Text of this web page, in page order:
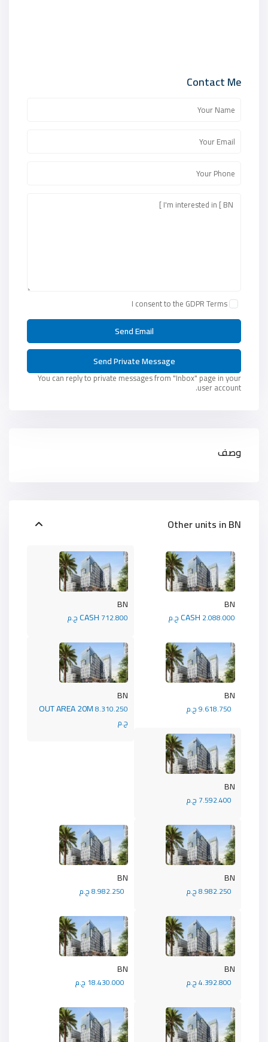
وصف
Other units inBN
BN
CASH 712.800 ج.م
BN
CASH 2.088.000 ج.م
BN
OUT AREA 20M8.310.250
ج.م
BN
BN
BN BN
BN BN
Contact Me
I consent to the GDPR Terms
You can reply to private messages from "Inbox" page in your
user account.